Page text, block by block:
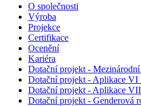
O společnosti
Výroba
Projekce
Certifikace
Ocenění
Kariéra
Dotační projekt -
Dotační projekt - Aplikace VI
Dotační projekt - Aplikace
Dotační projekt - Genderová